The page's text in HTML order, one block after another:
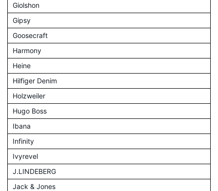
Giolshon
Gipsy
Goosecraft
Harmony
Heine
Hilfiger Denim
Holzweiler
Hugo Boss
Ibana
Infinity
Ivyrevel
J.LINDEBERG
Jack & Jones